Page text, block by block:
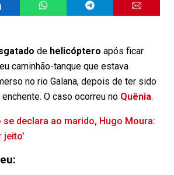
de helicóptero após ficar
caminhão-tanque que estava
no rio Galana, depois de ter sido
O caso ocorreu no Quênia.
se declara ao marido, Hugo Moura:
jeito’